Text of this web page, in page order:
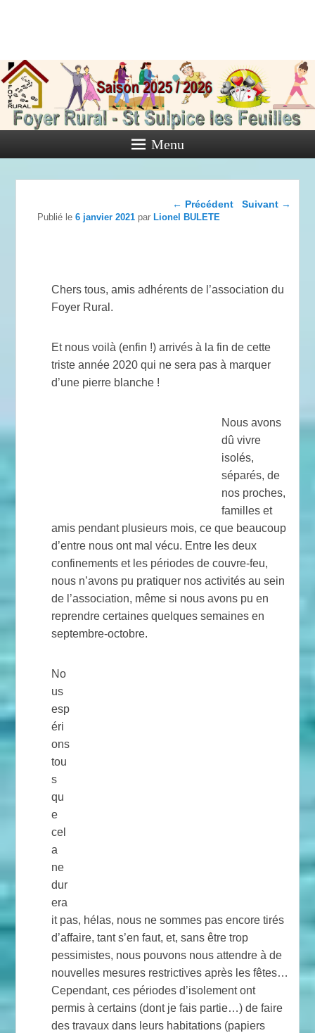
de Saint
Sulpice les
Feuilles
Activités diverses de l'Association
Menu
Navigation dans les
← Précédent Suivant →
Publié le6 janvier 2021 parLionel BULETE
Chers tous, amis adhérents de l’association du
Foyer Rural.
Et nous voilà (enfin !) arrivés à la fin de cette
triste année 2020 qui ne sera pas à marquer
d’une pierre blanche !
Nous avons
dû vivre
isolés,
séparés, de
nos proches,
familles et
amis pendant plusieurs mois, ce que beaucoup
d’entre nous ont mal vécu. Entre les deux
confinements et les périodes de couvre-feu,
nous n’avons pu pratiquer nos activités au sein
de l’association, même si nous avons pu en
reprendre certaines quelques semaines en
septembre-octobre.
No
us
esp
éri
ons
tou
s
qu
e
cel
a
ne
dur
era
it pas, hélas, nous ne sommes pas encore tirés
d’affaire, tant s’en faut, et, sans être trop
pessimistes, nous pouvons nous attendre à de
nouvelles mesures restrictives après les fêtes…
Cependant, ces périodes d’isolement ont
permis à certains (dont je fais partie…) de faire
des travaux dans leurs habitations (papiers